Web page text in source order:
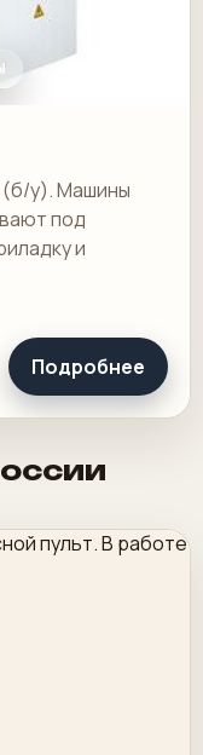
(б/у). Машины
под
и
Подробнее